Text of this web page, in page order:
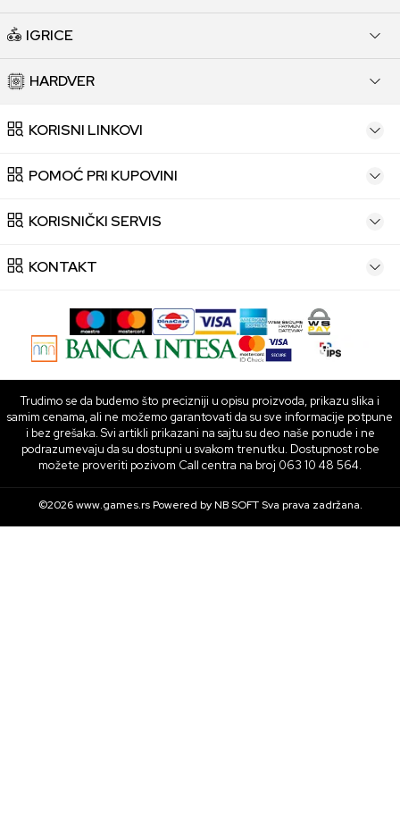
IGRICE
HARDVER
KORISNI LINKOVI
POMOĆ PRI KUPOVINI
KORISNIČKI SERVIS
KONTAKT
Trudimo se da budemo što precizniji u opisu proizvoda, prikazu slika i
samim cenama, ali ne možemo garantovati da su sve informacije potpune
i bez grešaka. Svi artikli prikazani na sajtu su deo naše ponude i ne
podrazumevaju da su dostupni u svakom trenutku. Dostupnost robe
možete proveriti pozivom Call centra na broj 063 10 48 564.
©2026www.games.rs Powered byNB SOFTSva prava zadržana.